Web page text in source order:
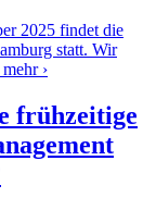
2025 findet die
statt. Wir
mehr ›
frühzeitige